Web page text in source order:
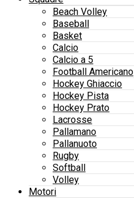
Beach Volley
Baseball
Basket
Calcio
Calcio a 5
Football Americano
Hockey Ghiaccio
Hockey Pista
Hockey Prato
Lacrosse
Pallamano
Pallanuoto
Rugby
Softball
Volley
Motori